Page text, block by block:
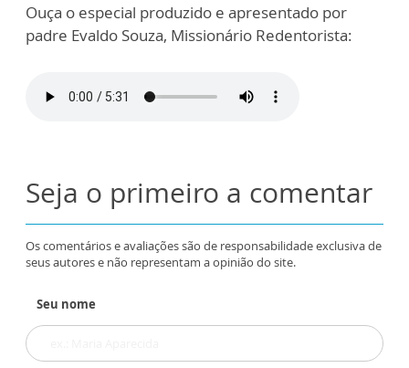
Ouça o especial produzido e apresentado por
padre Evaldo Souza, Missionário Redentorista:
Seja o primeiro a comentar
Os comentários e avaliações são de responsabilidade exclusiva de
seus autores e não representam a opinião do site.
Seu nome